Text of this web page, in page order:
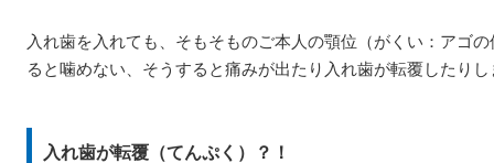
入れ歯を入れても、そもそものご本人の顎位（がくい：アゴ
ると噛めない、そうすると痛みが出たり入れ歯が転覆したりし
入れ歯が転覆（てんぷく）？！